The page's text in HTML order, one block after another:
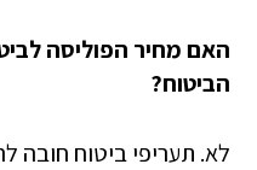
האם מחיר הפוליסה
הביטוח?
לא. תעריפי ביטוח חובה